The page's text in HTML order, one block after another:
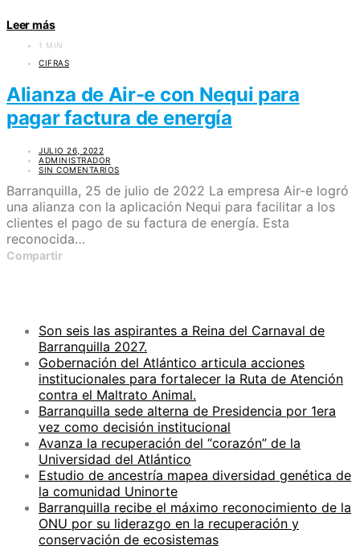
Leer más
1 MIN
CIFRAS
Alianza de Air-e con Nequi para
pagar factura de energía
JULIO 26, 2022
ADMINISTRADOR
SIN COMENTARIOS
Barranquilla, 25 de julio de 2022 La empresa Air-e logró
una alianza con la aplicación Nequi para facilitar a los
clientes el pago de su factura de energía. Esta
reconocida…
Compartir
Son seis las aspirantes a Reina del Carnaval de
Barranquilla 2027.
Gobernación del Atlántico articula acciones
institucionales para fortalecer la Ruta de Atención
contra el Maltrato Animal.
Barranquilla sede alterna de Presidencia por 1era
vez como decisión institucional
Avanza la recuperación del “corazón” de la
Universidad del Atlántico
Estudio de ancestría mapea diversidad genética de
la comunidad Uninorte
Barranquilla recibe el máximo reconocimiento de la
ONU por su liderazgo en la recuperación y
conservación de ecosistemas